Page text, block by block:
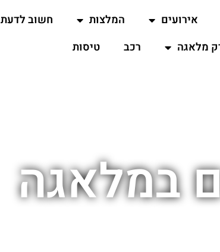
אירועים המלצות
חשוב לדעת
מלאגה רכב טיסות
במלאגה